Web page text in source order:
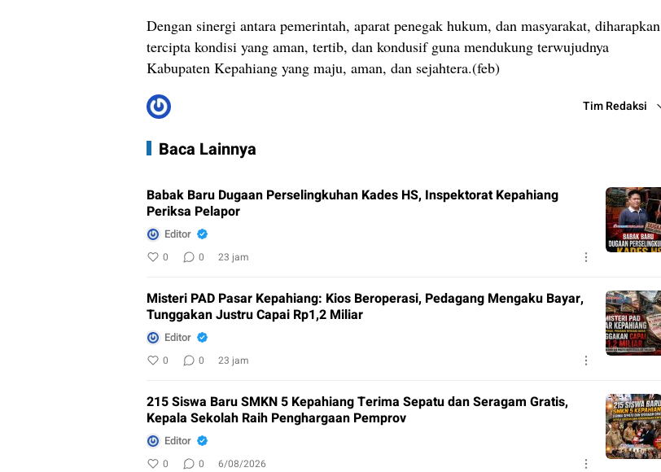
Dengan sinergi antara pemerintah, aparat penegak hukum, dan masyarakat, diharapkan
tercipta kondisi yang aman, tertib, dan kondusif guna mendukung terwujudnya
Kabupaten Kepahiang yang maju, aman, dan sejahtera.(feb)
Tim Redaksi
Baca Lainnya
Babak Baru Dugaan Perselingkuhan Kades HS, Inspektorat Kepahiang
Periksa Pelapor
Editor
0 0 23 jam
Misteri PAD Pasar Kepahiang: Kios Beroperasi, Pedagang Mengaku Bayar,
Tunggakan Justru Capai Rp1,2 Miliar
Editor
0 0 23 jam
215 Siswa Baru SMKN 5 Kepahiang Terima Sepatu dan Seragam Gratis,
Kepala Sekolah Raih Penghargaan Pemprov
Editor
0 0 6/08/2026